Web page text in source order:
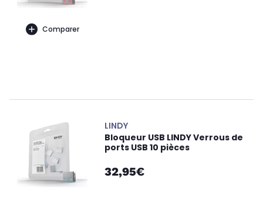
Comparer
LINDY
Bloqueur USB LINDY Verrous de
ports USB 10 pièces
32,95€